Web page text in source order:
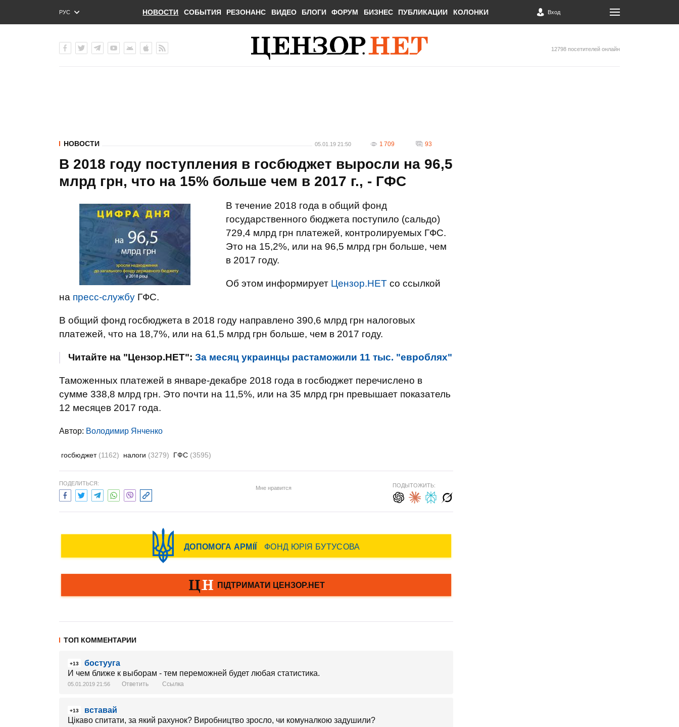
РУС
ENG
НОВОСТИ СОБЫТИЯ РЕЗОНАНС ВИДЕО БЛОГИ ФОРУМ БИЗНЕС ПУБЛИКАЦИИ КОЛОНКИ Вход
12798 посетителей онлайн
НОВОСТИ 05.01.19 21:50 1 709 93
В 2018 году поступления в госбюджет выросли на 96,5
млрд грн, что на 15% больше чем в 2017 г., - ГФС
В течение 2018 года в общий фонд
государственного бюджета поступило (сальдо)
729,4 млрд грн платежей, контролируемых ГФС.
Это на 15,2%, или на 96,5 млрд грн больше, чем
в 2017 году.
Об этом информирует Цензор.НЕТ со ссылкой
на пресс-службу ГФС.
В общий фонд госбюджета в 2018 году направлено 390,6 млрд грн налоговых
платежей, что на 18,7%, или на 61,5 млрд грн больше, чем в 2017 году.
Читайте на "Цензор.НЕТ": За месяц украинцы растаможили 11 тыс. "евроблях"
Таможенных платежей в январе-декабре 2018 года в госбюджет перечислено в
сумме 338,8 млрд грн. Это почти на 11,5%, или на 35 млрд грн превышает показатель
12 месяцев 2017 года.
Автор: Володимир Янченко
госбюджет (1162) налоги (3279) ГФС (3595)
ПОДЕЛИТЬСЯ:
Мне нравится ПОДЫТОЖИТЬ:
ТОП КОММЕНТАРИИ
+13
бостууга
И чем ближе к выборам - тем переможней будет любая статистика.
05.01.2019 21:56 Ответить Ссылка
+13
вставай
Цікаво спитати, за який рахунок? Виробництво зросло, чи комуналкою задушили?